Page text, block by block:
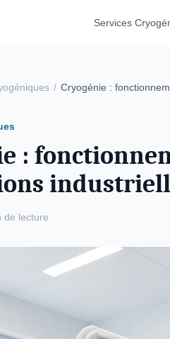
Services
/ Cryogénie :
:
de lecture